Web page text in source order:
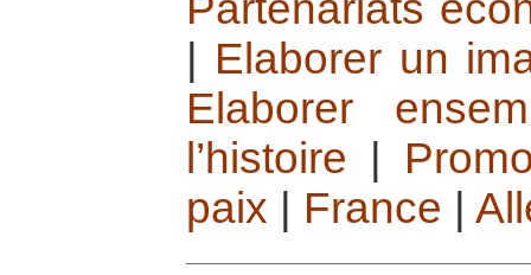
Elaborer un
Elaborer
l’histoire
paix
France